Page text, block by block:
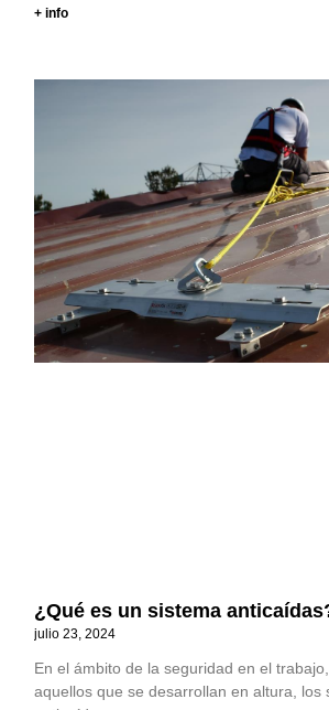
+ info
¿Qué es un sistema
julio 23, 2024
En el ámbito de la seguridad en el
aquellos que se desarrollan en altura, los